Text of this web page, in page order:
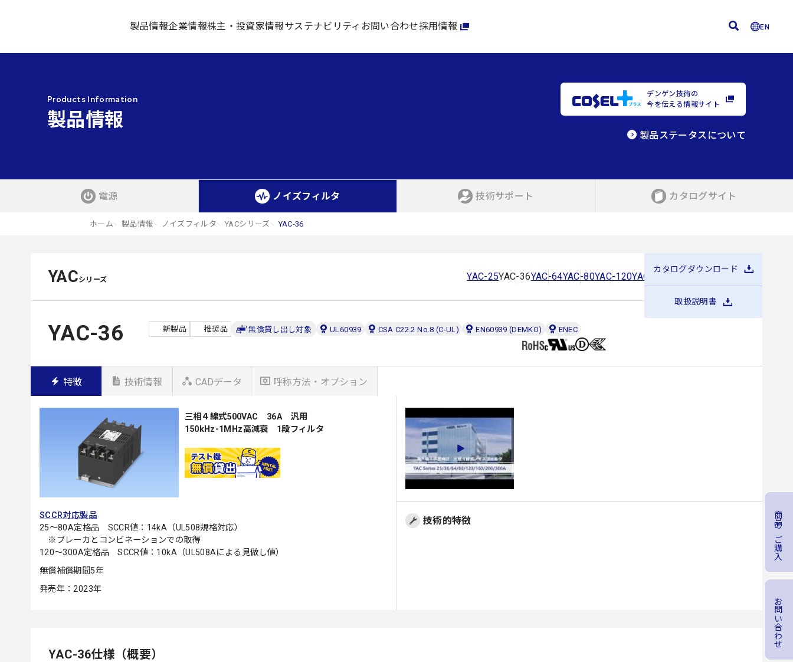
商品のご購入
お問い合わせ
EN
製品情報企業情報株主・投資家情報サステナビリティ お問い合わせ採用情報
Products Information
製品情報
デンゲン技術の
今を伝える情報サイト
製品ステータスについて
電源 ノイズフィルタ 技術サポート カタログサイト
ホーム 製品情報 ノイズフィルタ YACシリーズ YAC-36
YACシリーズ YAC-25YAC-36YAC-64YAC-80YAC-120YAC-160 YAC-200 YAC-300
YAC-36 新製品 推奨品 無償貸し出し対象 UL60939 CSA C22.2 No.8 (C-UL) EN60939 (DEMKO) ENEC
特徴 技術情報 CADデータ 呼称方法・オプション
三相４線式500VAC 36A 汎用
150kHz-1MHz高減衰 1段フィルタ
SCCR対応製品
25～80A定格品 SCCR値：14kA（UL508規格対応）
※ブレーカとコンビネーションでの取得
120～300A定格品 SCCR値：10kA（UL508Aによる見做し値）
無償補償期間5年
発売年：2023年
技術的特徴
カタログダウンロード
取扱説明書
YAC-36仕様（概要）